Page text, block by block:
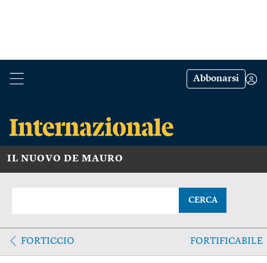
Abbonarsi
IL NUOVO DE MAURO
CERCA
FORTICCIO FORTIFICABILE